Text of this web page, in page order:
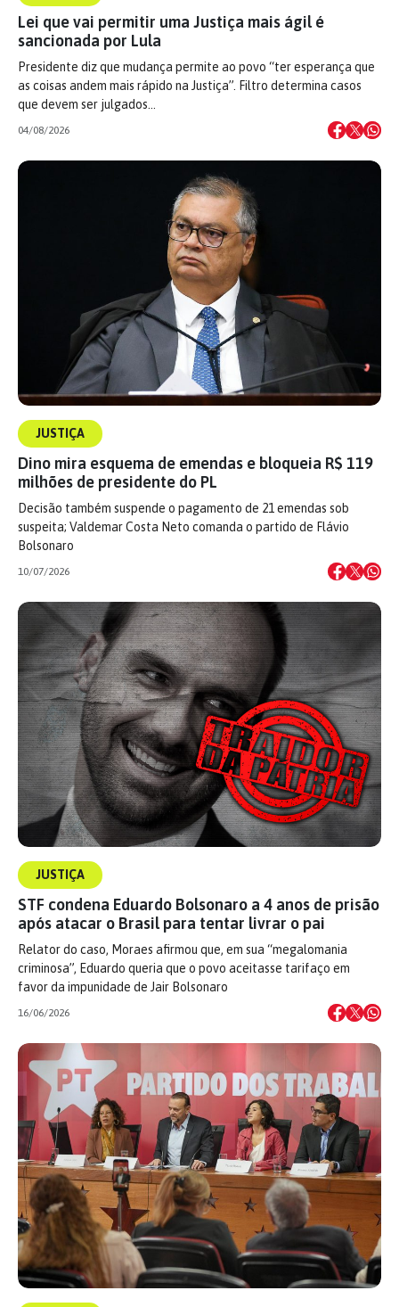
Lei que vai permitir uma Justiça mais ágil é
sancionada por Lula
Presidente diz que mudança permite ao povo “ter esperança que
as coisas andem mais rápido na Justiça”. Filtro determina casos
que devem ser julgados…
04/08/2026
JUSTIÇA
Dino mira esquema de emendas e bloqueia R$ 119
milhões de presidente do PL
Decisão também suspende o pagamento de 21 emendas sob
suspeita; Valdemar Costa Neto comanda o partido de Flávio
Bolsonaro
10/07/2026
JUSTIÇA
STF condena Eduardo Bolsonaro a 4 anos de prisão
após atacar o Brasil para tentar livrar o pai
Relator do caso, Moraes afirmou que, em sua “megalomania
criminosa”, Eduardo queria que o povo aceitasse tarifaço em
favor da impunidade de Jair Bolsonaro
16/06/2026